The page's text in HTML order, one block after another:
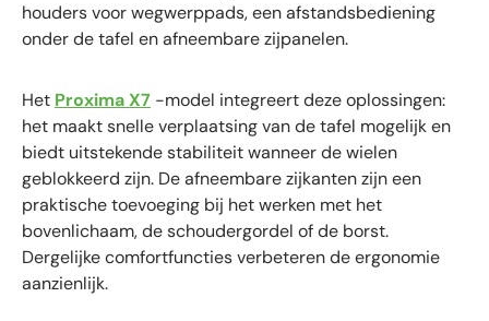
houders voor wegwerppads, een afstandsbediening
onder de tafel en afneembare zijpanelen.
Het Proxima X7 -model integreert deze oplossingen:
het maakt snelle verplaatsing van de tafel mogelijk en
biedt uitstekende stabiliteit wanneer de wielen
geblokkeerd zijn. De afneembare zijkanten zijn een
praktische toevoeging bij het werken met het
bovenlichaam, de schoudergordel of de borst.
Dergelijke comfortfuncties verbeteren de ergonomie
aanzienlijk.